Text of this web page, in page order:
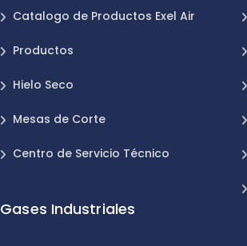
Catalogo de Productos Exel Air
Productos
Hielo Seco
Mesas de Corte
Centro de Servicio Técnico
Gases Industriales